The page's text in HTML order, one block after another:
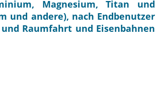
Magnesium, Titan und
und andere), nach Endbenutzer
Raumfahrt und Eisenbahnen